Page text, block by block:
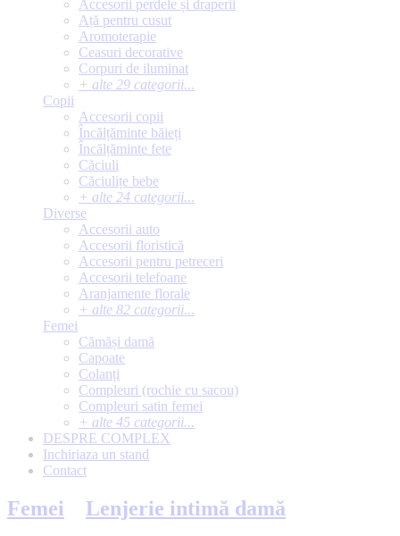
Accesorii perdele și draperii
Ață pentru cusut
Aromoterapie
Ceasuri decorative
Corpuri de iluminat
+ alte 29 categorii...
Copii
Accesorii copii
Încălțăminte băieți
Încălțăminte fete
Căciuli
Căciulițe bebe
+ alte 24 categorii...
Diverse
Accesorii auto
Accesorii floristică
Accesorii pentru petreceri
Accesorii telefoane
Aranjamente florale
+ alte 82 categorii...
Femei
Cămăși damă
Capoate
Colanți
Compleuri (rochie cu sacou)
Compleuri satin femei
+ alte 45 categorii...
DESPRE COMPLEX
Inchiriaza un stand
Contact
Femei Lenjerie intimă damă